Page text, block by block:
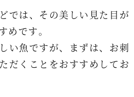
では、その美しい見た目が
めです。
い魚ですが、まずは、お刺
だくことをおすすめしてお